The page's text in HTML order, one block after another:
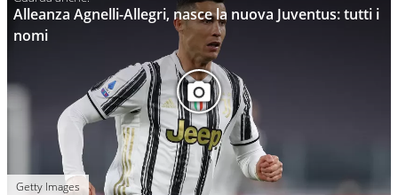
Alleanza Agnelli-Allegri, nasce la nuova Juventus: tutti i
nomi
Getty Images